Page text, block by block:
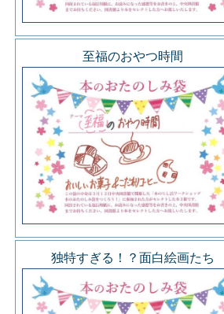
至福のおやつ時間
独特すぎる！？面白絵画たち